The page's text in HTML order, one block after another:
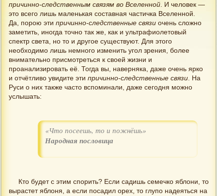
причинно-следственным связям во Вселенной. И человек —
это всего лишь маленькая составная частичка Вселенной.
Да, порою эти причинно-следственные связи очень сложно
заметить, иногда точно так же, как и ультрафиолетовый
спектр света, но то и другое существуют. Для этого
необходимо лишь немного изменить угол зрения, более
внимательно присмотреться к своей жизни и
проанализировать её. Тогда вы, наверняка, даже очень ярко
и отчётливо увидите эти причинно-следственные связи. На
Руси о них также часто вспоминали, даже сегодня можно
услышать:
«Что посеешь, то и пожнёшь»
Народная пословица
Кто будет с этим спорить? Если садишь семечко яблони, то
вырастет яблоня, а если посадил орех, то глупо надеяться на